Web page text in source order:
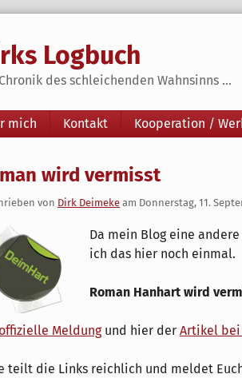
Logbuch
des schleichenden Wahnsinns ...
mich Kontakt Kooperation /
wird vermisst
von Dirk Deimeke am Donnerstag, 11.
Da mein Blog eine
ich das hier noch einmal.
Roman Hanhart wird
offizielle Meldungund hier der Artikel
teilt die Links reichlich und meldet